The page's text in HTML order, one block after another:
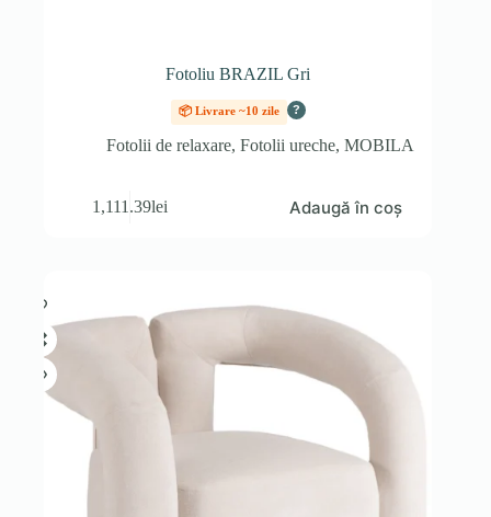
Fotoliu BRAZIL Gri
📦 Livrare ~10 zile ?
Fotolii de relaxare, Fotolii ureche, MOBILA
1,111.39lei Adaugă în coș